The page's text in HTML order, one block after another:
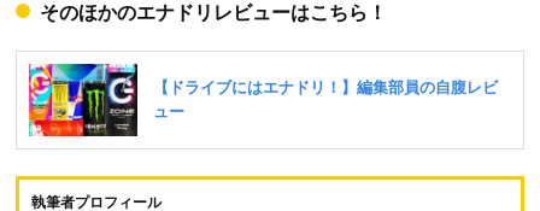
そのほかのエナドリレビューはこちら！
執筆者プロフィール